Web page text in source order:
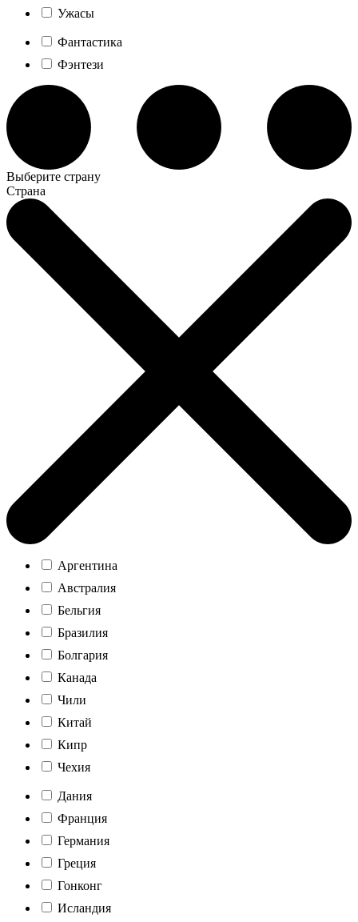
Ужасы
Фантастика
Фэнтези
Выберите страну
Страна
Аргентина
Австралия
Бельгия
Бразилия
Болгария
Канада
Чили
Китай
Кипр
Чехия
Дания
Франция
Германия
Греция
Гонконг
Исландия